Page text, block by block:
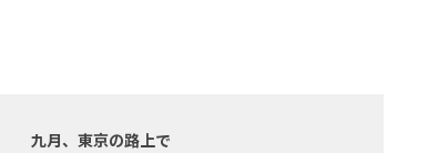
九月、東京の路上で